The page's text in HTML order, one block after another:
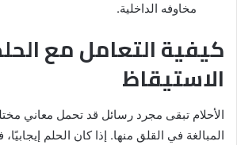
مخاوفه الداخلية.
كيفية التعامل مع
الاستيقاظ
الأحلام تبقى مجرد رسائل قد تحمل معاني
المبالغة في القلق منها. إذا كان الحلم